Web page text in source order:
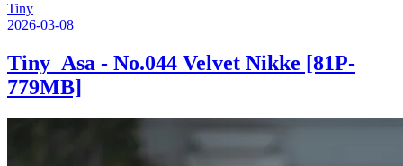
Tiny
2026-03-08
Tiny_Asa - No.044 Velvet Nikke [81P-
779MB]